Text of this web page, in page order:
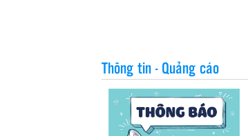
Thông tin - Quảng cáo